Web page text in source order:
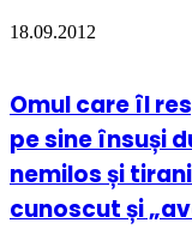
18.09.2012
Omul care îl
pe sine însuși
nemilos și
cunoscut și